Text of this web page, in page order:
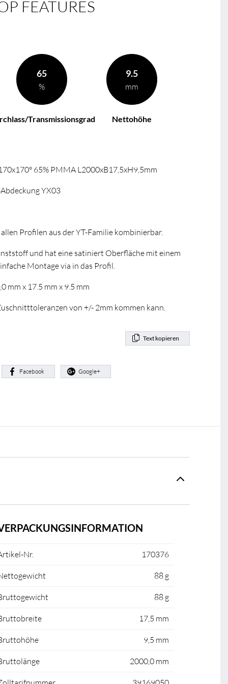
FEATURES
65
%
Transmissionsgrad
9.5
mm
Nettohöhe
65% PMMA L2000xB17,5xH9,5mm
YX03
Profilen aus der YT-Familie kombinierbar.
und hat eine satiniert Oberfläche mit einem
Montage via in das Profil.
mm x 17.5 mm x 9.5 mm
von +/- 2mm kommen kann.
Text kopieren
Facebook Google+
Nr. 170376
88 g
88 g
17,5 mm
9,5 mm
2000,0 mm